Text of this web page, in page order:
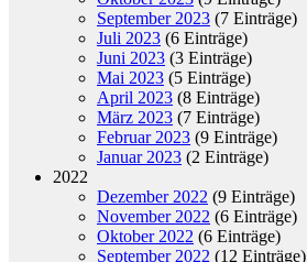
September 2023 (7 Einträge)
Juli 2023 (6 Einträge)
Juni 2023 (3 Einträge)
Mai 2023 (5 Einträge)
April 2023 (8 Einträge)
März 2023 (7 Einträge)
Februar 2023 (9 Einträge)
Januar 2023 (2 Einträge)
2022
Dezember 2022 (9 Einträge)
November 2022 (6 Einträge)
Oktober 2022 (6 Einträge)
September 2022 (12 Einträge)